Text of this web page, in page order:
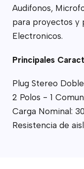
Audifonos,
para proyectos y
Electronicos.
Principales
Plug Stereo
2 Polos - 1 Comun
Carga Nominal:
Resistencia de